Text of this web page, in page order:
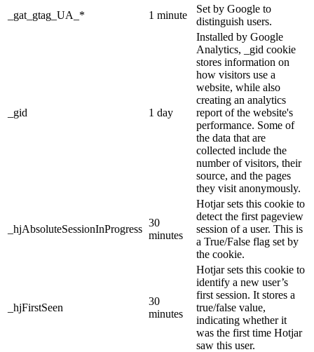
_gat_gtag_UA_*
1 minute
Set by Google to
distinguish users.
_gid 1 day
Installed by Google
Analytics, _gid cookie
stores information on
how visitors use a
website, while also
creating an analytics
report of the website's
performance. Some of
the data that are
collected include the
number of visitors, their
source, and the pages
they visit anonymously.
_hjAbsoluteSessionInProgress
30
minutes
Hotjar sets this cookie to
detect the first pageview
session of a user. This is
a True/False flag set by
the cookie.
_hjFirstSeen
30
minutes
Hotjar sets this cookie to
identify a new user’s
first session. It stores a
true/false value,
indicating whether it
was the first time Hotjar
saw this user.